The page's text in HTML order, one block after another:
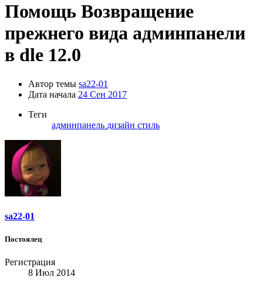
Помощь Возвращение
прежнего вида админпанели
в dle 12.0
Автор темы sa22-01
Дата начала 24 Сен 2017
Теги
админпанель дизайн стиль
sa22-01
Постоялец
Регистрация
8 Июл 2014